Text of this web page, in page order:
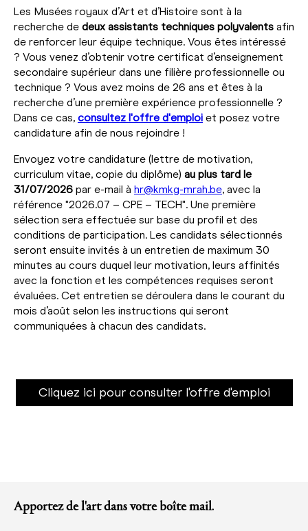
Les Musées royaux d’Art et d’Histoire sont à la
recherche de deux assistants techniques polyvalents afin
de renforcer leur équipe technique. Vous êtes intéressé
? Vous venez d’obtenir votre certificat d’enseignement
secondaire supérieur dans une filière professionnelle ou
technique ? Vous avez moins de 26 ans et êtes à la
recherche d’une première expérience professionnelle ?
Dans ce cas, consultez l'offre d'emploi et posez votre
candidature afin de nous rejoindre !
Envoyez votre candidature (lettre de motivation,
curriculum vitae, copie du diplôme) au plus tard le
31/07/2026 par e-mail à hr@kmkg-mrah.be, avec la
référence "2026.07 – CPE – TECH". Une première
sélection sera effectuée sur base du profil et des
conditions de participation. Les candidats sélectionnés
seront ensuite invités à un entretien de maximum 30
minutes au cours duquel leur motivation, leurs affinités
avec la fonction et les compétences requises seront
évaluées. Cet entretien se déroulera dans le courant du
mois d’août selon les instructions qui seront
communiquées à chacun des candidats.
Cliquez ici pour consulter l'offre d'emploi
Apportez de l'art dans votre boîte mail.